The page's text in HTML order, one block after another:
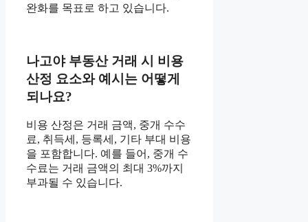
완화를 목표로 하고 있습니다.
나고야 부동산 거래 시 비용
산정 요소와 예시는 어떻게
되나요?
비용 산정은 거래 금액, 중개 수수
료, 취득세, 등록세, 기타 부대 비용
을 포함합니다. 예를 들어, 중개 수
수료는 거래 금액의 최대 3%까지
부과될 수 있습니다.